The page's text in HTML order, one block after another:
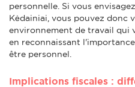
personnelle. Si vous
Kėdainiai, vous pouvez donc
environnement de travail qui
en reconnaissant
être personnel.
Implications fiscales :